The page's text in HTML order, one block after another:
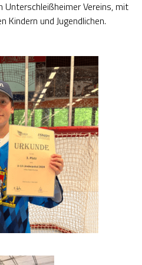
Unterschleißheimer Vereins, mit
Kindern und Jugendlichen.